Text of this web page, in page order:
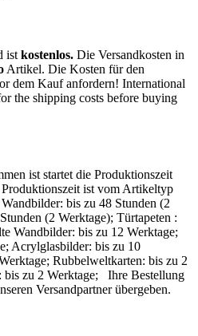
ist kostenlos. Die Versandkosten in
Artikel. Die Kosten für den
dem Kauf anfordern! International
the shipping costs before buying
ist startet die Produktionszeit
ist vom Artikeltyp
bis zu 48 Stunden (2
(2 Werktage); Türtapeten :
Wandbilder: bis zu 12 Werktage;
Acrylglasbilder: bis zu 10
Rubbelweltkarten: bis zu 2
bis zu 2 Werktage; Ihre Bestellung
Versandpartner übergeben.